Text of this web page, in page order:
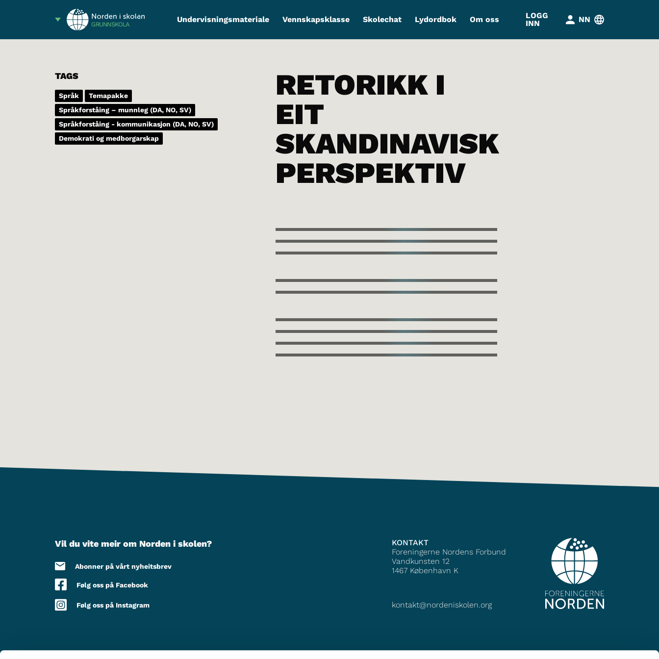
GRUNNSKOLA
Undervisningsmateriale Vennskapsklasse Skolechat Lydordbok Om oss
LOGG
INN
NN
TAGS
Språk
Temapakke
Språkforståing – munnleg (DA, NO, SV)
Språkforståing - kommunikasjon (DA, NO, SV)
Demokrati og medborgarskap
RETORIKK I
EIT
SKANDINAVISK
PERSPEKTIV
Vil du vite meir om Norden i skolen?
Abonner på vårt nyheitsbrev
Følg oss på Facebook
Følg oss på Instagram
KONTAKT
Foreningerne Nordens Forbund
Vandkunsten 12
1467 København K
kontakt@nordeniskolen.org